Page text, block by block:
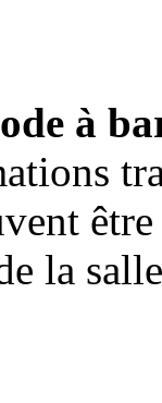
à
la